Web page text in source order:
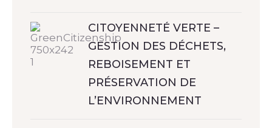
CITOYENNETÉ VERTE –
GESTION DES DÉCHETS,
REBOISEMENT ET
PRÉSERVATION DE
L’ENVIRONNEMENT